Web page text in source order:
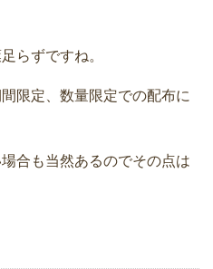
らずですね。
限定、数量限定での配布に
合も当然あるのでその点は